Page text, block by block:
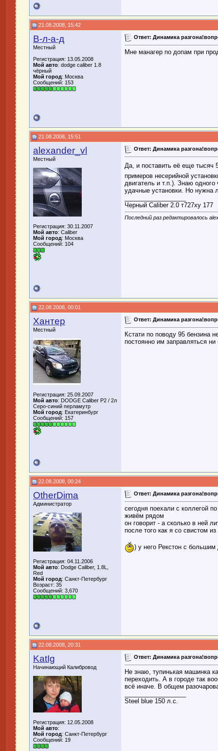
21.08.2008, 15:42
В-л-а-д
Местный
Регистрация: 13.05.2008
Мой авто: dodge caliber 1.8
чёрный
Мой город: Москва
Сообщений: 153
Ответ: Динамика
Мне манагер по допам при
21.08.2008, 15:51
alexander_vl
Местный
Регистрация: 30.11.2007
Мой авто: Caliber
Мой город: Москва
Сообщений: 104
Ответ: Динамика
Да, и поставить её еще тысяч
примеров несерийной
двигатель и т.п.). Знаю
удачные установки. Но нужна
Черный Caliber 2.0 т727ху 177
Последний раз редактировалось
22.08.2008, 00:01
Хантер
Местный
Регистрация: 25.09.2007
Мой авто: DODGE Caliber P2 / 2л
Серо-синий перламутр
Мой город: Екатеринбург
Сообщений: 157
Ответ: Динамика
Кстати по поводу 95 бензина
постоянно им заправляться
22.08.2008, 00:24
OtherDima
Администратор
Регистрация: 04.11.2006
Мой авто: Dodge Caliber, 1.8L,
Red
Мой город: Санкт-Петербург
Возраст: 35
Сообщений: 3,670
Ответ: Динамика
сегодня поехали с коллегой
живём рядом
он говорит - а сколько в ней
после того как я со свистом
) у него Рекстон с
22.08.2008, 20:31
KatIg
Начинающий Калибровод
Регистрация: 12.05.2008
Мой авто:
Мой город: Санкт-Петербург
Сообщений: 19
Ответ: Динамика
Не знаю, тупинькая машинка
переходить. А в городе так
всё иначе. В общем
Steel blue 150 л.с.